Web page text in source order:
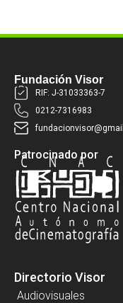
Fundación Visor
RIF: J-31033363-7
0212-7316983
Patrocinado por
Directorio Visor
Audiovisuales